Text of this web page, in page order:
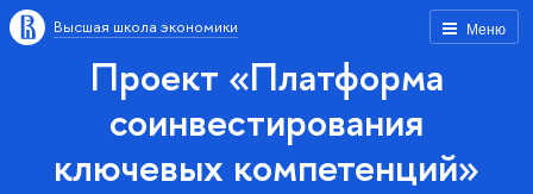
Меню
Высшая школа экономики
Проект «Платформа
соинвестирования
ключевых компетенций»